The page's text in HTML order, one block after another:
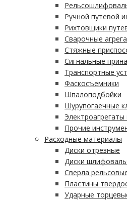
Ручной путевой
Рихтовщики
Сварочные
Стяжные
Сигнальные
Транспортные
Фаскосъемники
Шпалоподбойки
Шурупогаечные
Электроагрегаты
Прочие
Расходные материалы
Диски отрезные
Диски
Сверла
Пластины
Ударные